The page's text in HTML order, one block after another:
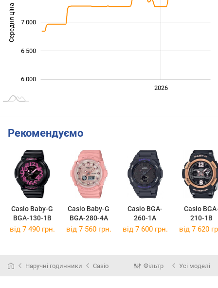
Середня ціна 6 000
6 000
6 500
7 000
2026
Рекомендуємо
Casio Baby-G
BGA-130-1B
Casio Baby-G
BGA-280-4A
Casio BGA-
260-1A
Casio
210-1B
від 7 490 грн. від 7 560 грн. від 7 600 грн. від 7 620
Наручні годинники Casio Фільтр Усі моделі